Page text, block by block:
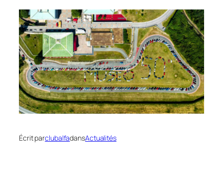
Écrit parclubalfadansActualités